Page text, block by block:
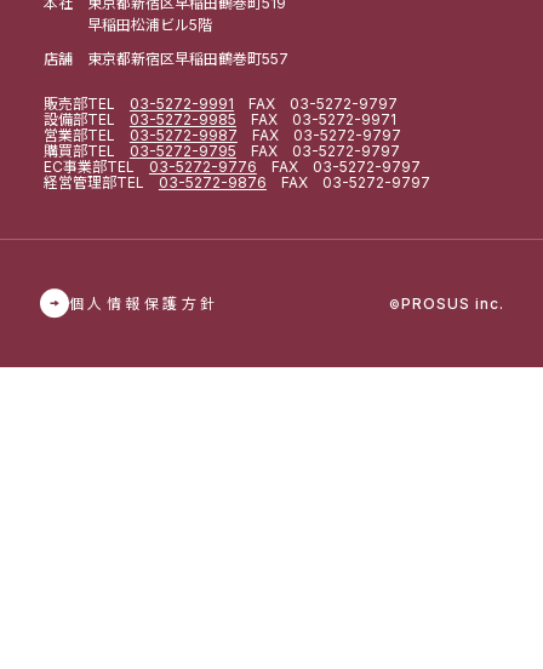
早稲田松浦ビル5階
店舗 東京都新宿区早稲田鶴巻町557
販売部TEL 03-5272-9991 FAX 03-5272-9797
設備部TEL 03-5272-9985 FAX 03-5272-9971
営業部TEL 03-5272-9987 FAX 03-5272-9797
購買部TEL 03-5272-9795 FAX 03-5272-9797
EC事業部TEL 03-5272-9776 FAX 03-5272-9797
経営管理部TEL 03-5272-9876 FAX 03-5272-9797
個人情報保護方針 ©PROSUS inc.